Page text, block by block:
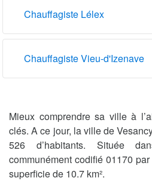
Chauffagiste Lélex
Chauffagiste Vieu-d'Izenave
Mieux comprendre sa ville à
clés. A ce jour, la ville de
526 d’habitants. Située
communément codifié 01170
superficie de 10.7 km².